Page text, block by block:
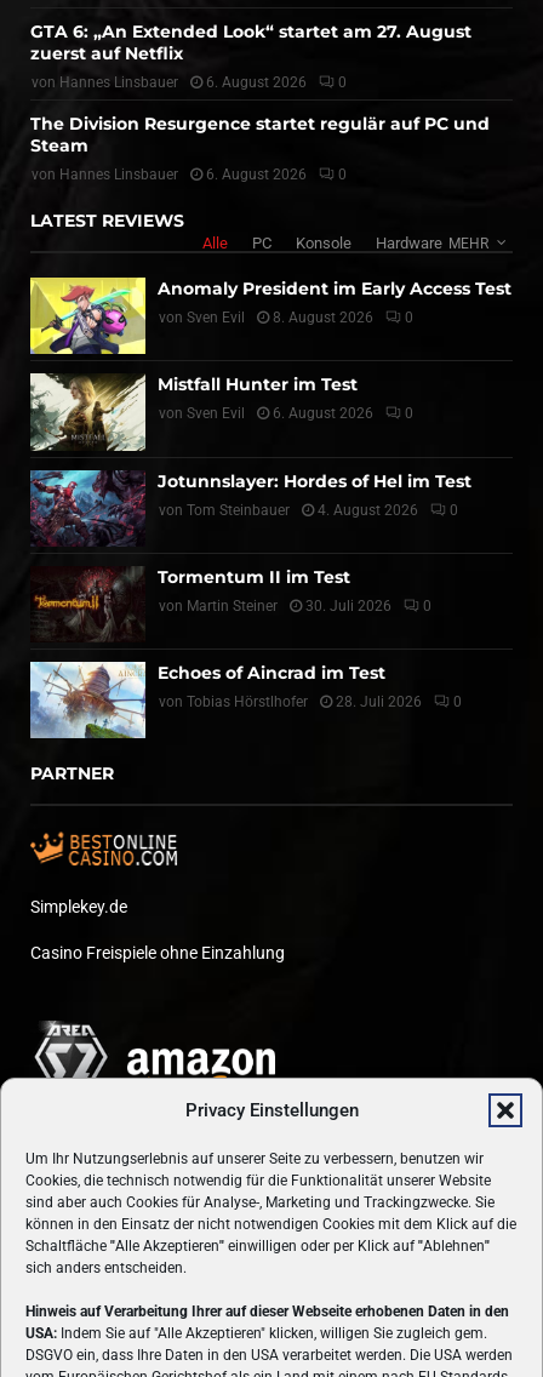
Privacy Einstellungen
Um Ihr Nutzungserlebnis auf unserer Seite zu verbessern, benutzen wir
Cookies, die technisch notwendig für die Funktionalität unserer Website
sind aber auch Cookies für Analyse-, Marketing und Trackingzwecke. Sie
können in den Einsatz der nicht notwendigen Cookies mit dem Klick auf die
Schaltfläche "Alle Akzeptieren" einwilligen oder per Klick auf"Ablehnen"
sich anders entscheiden.
Hinweis auf Verarbeitung Ihrer auf dieser Webseite erhobenen Daten in den
USA: Indem Sie auf "Alle Akzeptieren" klicken, willigen Sie zugleich gem.
DSGVO ein, dass Ihre Daten in den USA verarbeitet werden. Die USA werden
GTA 6: „An Extended Look“ startet am 27. August
zuerst auf Netflix
von Hannes Linsbauer 6. August 2026 0
The Division Resurgence startet regulär auf PC und
Steam
von Hannes Linsbauer 6. August 2026 0
LATEST REVIEWS
Alle PC Konsole Hardware MEHR
Anomaly President im Early Access Test
von Sven Evil 8. August 2026 0
Mistfall Hunter im Test
von Sven Evil 6. August 2026 0
Jotunnslayer: Hordes of Hel im Test
von Tom Steinbauer 4. August 2026 0
Tormentum II im Test
von Martin Steiner 30. Juli 2026 0
Echoes of Aincrad im Test
von Tobias Hörstlhofer 28. Juli 2026 0
PARTNER
Simplekey.de
Casino Freispiele ohne Einzahlung
ÜBER UNS